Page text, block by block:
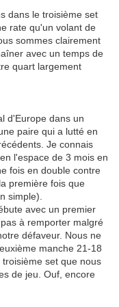
dans le troisième set
rate qu'un volant de
sommes clairement
avec un temps de
quart largement
d'Europe dans un
paire qui a lutté en
Je connais
l'espace de 3 mois en
fois en double contre
première fois que
simple).
avec un premier
à remporter malgré
défaveur. Nous ne
manche 21-18
set que nous
de jeu. Ouf, encore